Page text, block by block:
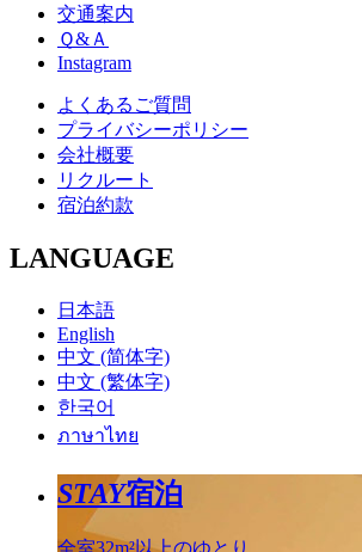
交通案内
Ｑ&Ａ
Instagram
よくあるご質問
プライバシーポリシー
会社概要
リクルート
宿泊約款
LANGUAGE
日本語
English
中文 (简体字)
中文 (繁体字)
한국어
ภาษาไทย
STAY宿泊
全室32m²以上のゆとり